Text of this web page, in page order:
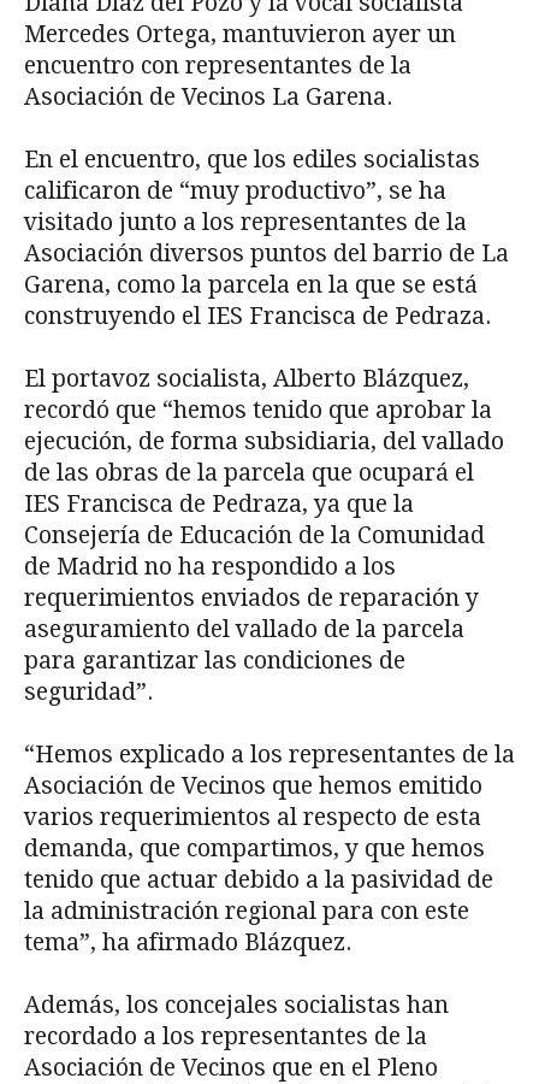
Mercedes Ortega, mantuvieron ayer un
encuentro con representantes de la
Asociación de Vecinos La Garena.
En el encuentro, que los ediles socialistas
calificaron de “muy productivo”, se ha
visitado junto a los representantes de la
Asociación diversos puntos del barrio de La
Garena, como la parcela en la que se está
construyendo el IES Francisca de Pedraza.
El portavoz socialista, Alberto Blázquez,
recordó que “hemos tenido que aprobar la
ejecución, de forma subsidiaria, del vallado
de las obras de la parcela que ocupará el
IES Francisca de Pedraza, ya que la
Consejería de Educación de la Comunidad
de Madrid no ha respondido a los
requerimientos enviados de reparación y
aseguramiento del vallado de la parcela
para garantizar las condiciones de
seguridad”.
“Hemos explicado a los representantes de la
Asociación de Vecinos que hemos emitido
varios requerimientos al respecto de esta
demanda, que compartimos, y que hemos
tenido que actuar debido a la pasividad de
la administración regional para con este
tema”, ha afirmado Blázquez.
Además, los concejales socialistas han
recordado a los representantes de la
Asociación de Vecinos que en el Pleno